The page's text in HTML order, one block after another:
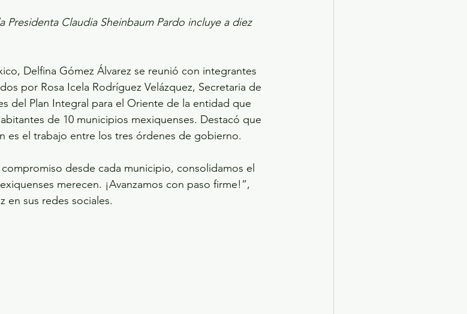
Presidenta Claudia Sheinbaum Pardo incluye a diez
Delfina Gómez Álvarez se reunió con integrantes
por Rosa Icela Rodríguez Velázquez, Secretaria de
del Plan Integral para el Oriente de la entidad que
de 10 municipios mexiquenses. Destacó que
es el trabajo entre los tres órdenes de gobierno.
desde cada municipio, consolidamos el
merecen. ¡Avanzamos con paso firme!”,
en sus redes sociales.